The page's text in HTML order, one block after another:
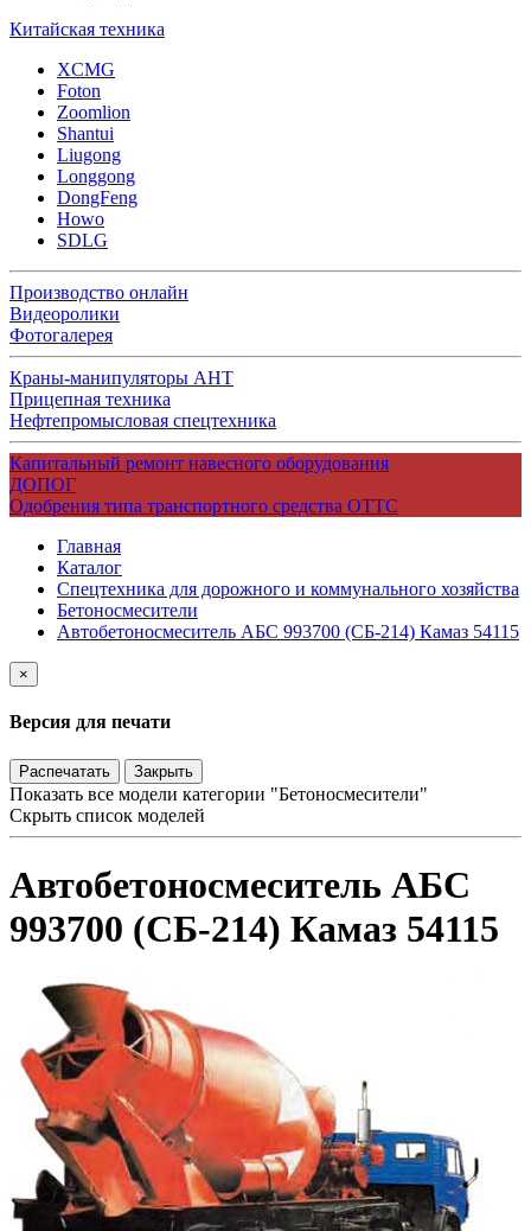
Китайская техника
XCMG
Foton
Zoomlion
Shantui
Liugong
Longgong
DongFeng
Howo
SDLG
Производство онлайн
Видеоролики
Фотогалерея
Краны-манипуляторы АНТ
Прицепная техника
Нефтепромысловая спецтехника
Капитальный ремонт навесного оборудования
ДОПОГ
Одобрения типа транспортного средства ОТТС
Главная
Каталог
Спецтехника для дорожного и коммунального хозяйства
Бетоносмесители
Автобетоносмеситель АБС 993700 (СБ-214) Камаз 54115
×
Версия для печати
Распечатать Закрыть
Показать все модели категории "Бетоносмесители"
Скрыть список моделей
Автобетоносмеситель АБС
993700 (СБ-214) Камаз 54115